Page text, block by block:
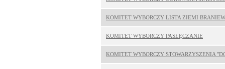
KOMITET WYBORCZY LISTA ZIEMI
KOMITET WYBORCZY PASŁĘCZANIE
KOMITET WYBORCZY STOWARZYSZENIA